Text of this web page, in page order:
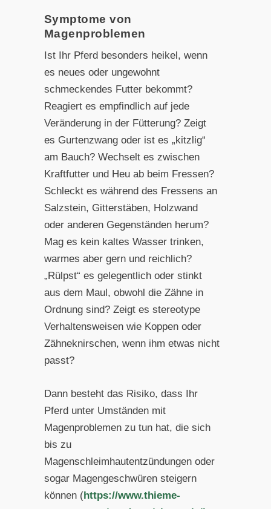
Symptome von
Magenproblemen
Ist Ihr Pferd besonders heikel, wenn
es neues oder ungewohnt
schmeckendes Futter bekommt?
Reagiert es empfindlich auf jede
Veränderung in der Fütterung? Zeigt
es Gurtenzwang oder ist es „kitzlig“
am Bauch? Wechselt es zwischen
Kraftfutter und Heu ab beim Fressen?
Schleckt es während des Fressens an
Salzstein, Gitterstäben, Holzwand
oder anderen Gegenständen herum?
Mag es kein kaltes Wasser trinken,
warmes aber gern und reichlich?
„Rülpst“ es gelegentlich oder stinkt
aus dem Maul, obwohl die Zähne in
Ordnung sind? Zeigt es stereotype
Verhaltensweisen wie Koppen oder
Zähneknirschen, wenn ihm etwas nicht
passt?
Dann besteht das Risiko, dass Ihr
Pferd unter Umständen mit
Magenproblemen zu tun hat, die sich
bis zu
Magenschleimhautentzündungen oder
sogar Magengeschwüren steigern
können (https://www.thieme-